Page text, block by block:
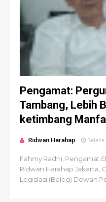
Pengamat:
Tambang, Lebih
ketimbang
Ridwan Harahap
Fahmy Radhi, Pengamat
Ridwan Harahap Jakarta,
Legislasi (Baleg) Dewan